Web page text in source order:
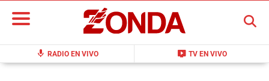
mic RADIO EN VIVO live_tv TV EN VIVO
BUSCAR